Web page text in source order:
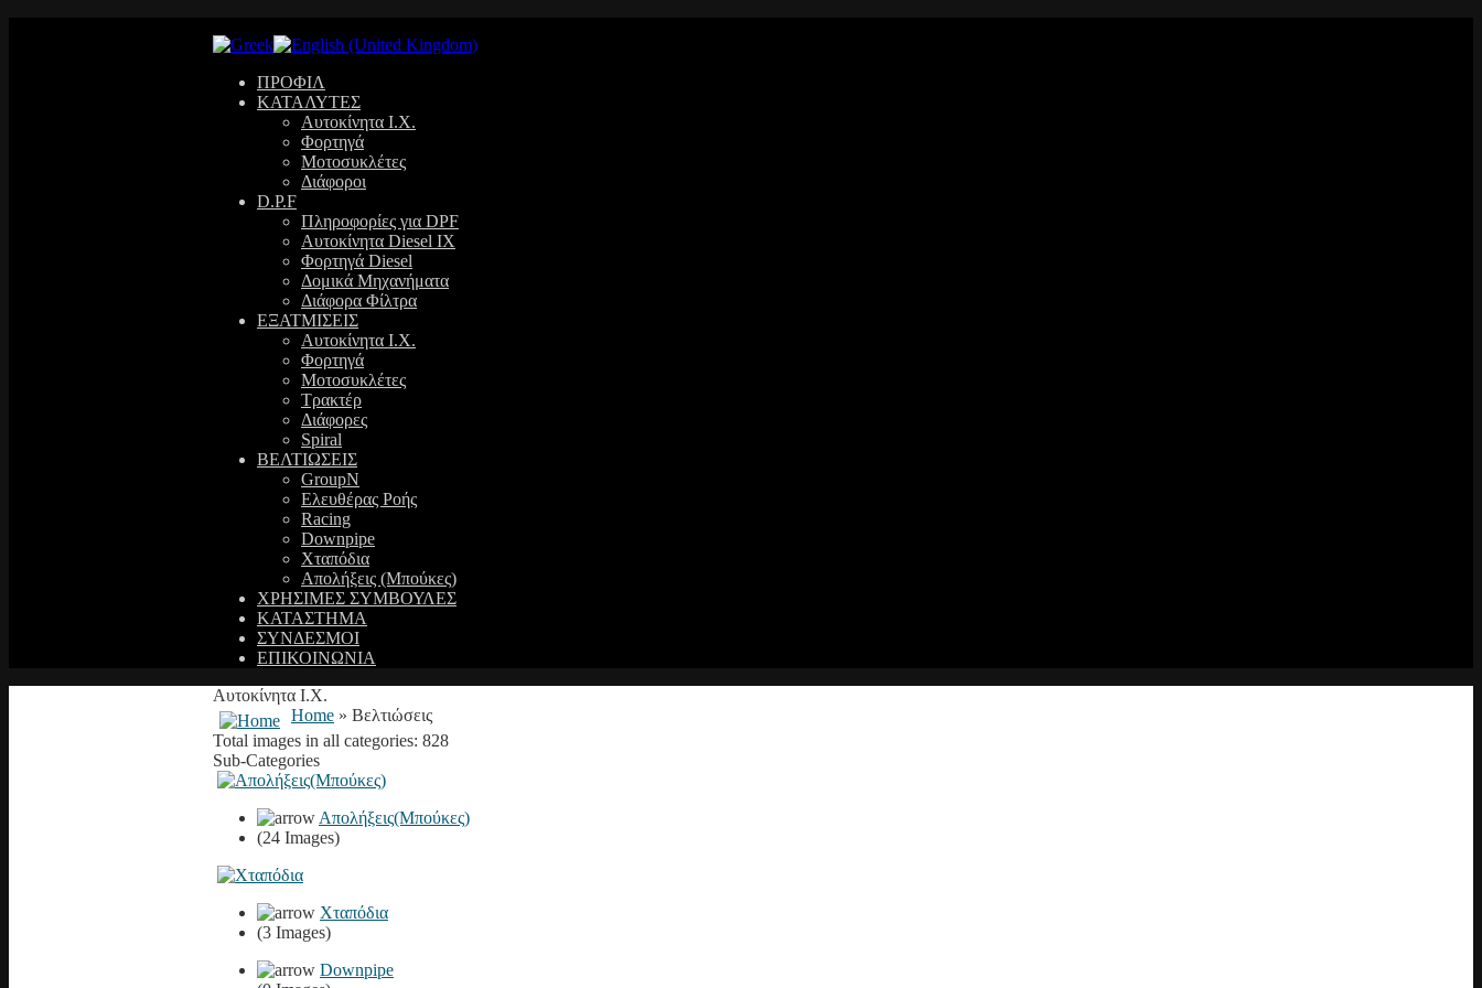
ΠΡΟΦΙΛ
ΚΑΤΑΛΥΤΕΣ
Αυτοκίνητα Ι.Χ.
Φορτηγά
Μοτοσυκλέτες
Διάφοροι
D.P.F
Πληροφορίες για DPF
Αυτοκίνητα Diesel ΙΧ
Φορτηγά Diesel
Δομικά Μηχανήματα
Διάφορα Φίλτρα
ΕΞΑΤΜΙΣΕΙΣ
Αυτοκίνητα Ι.Χ.
Φορτηγά
Μοτοσυκλέτες
Τρακτέρ
Διάφορες
Spiral
ΒΕΛΤΙΩΣΕΙΣ
GroupN
Ελευθέρας Ροής
Racing
Downpipe
Χταπόδια
Απολήξεις (Μπούκες)
ΧΡΗΣΙΜΕΣ ΣΥΜΒΟΥΛΕΣ
ΚΑΤΑΣΤΗΜΑ
ΣΥΝΔΕΣΜΟΙ
ΕΠΙΚΟΙΝΩΝΙΑ
Αυτοκίνητα Ι.Χ.
Home » Βελτιώσεις
Total images in all categories: 828
Sub-Categories
Απολήξεις(Μπούκες)
(24 Images)
Χταπόδια
(3 Images)
Downpipe